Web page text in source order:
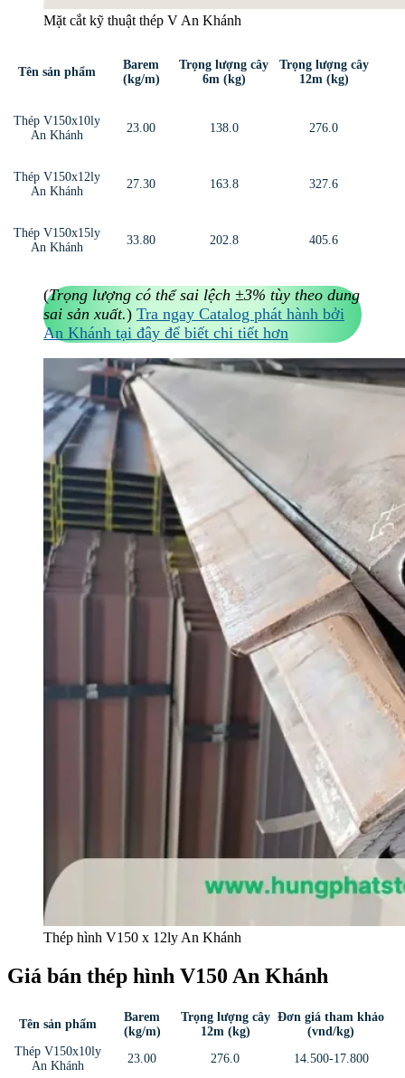
Mặt cắt kỹ thuật thép V An Khánh
Tên sản phẩm
Barem
(kg/m)
Trọng lượng cây
6m (kg)
Trọng lượng cây
12m (kg)
Thép V150x10ly
An Khánh
23.00 138.0 276.0
Thép V150x12ly
An Khánh
27.30 163.8 327.6
Thép V150x15ly
An Khánh
33.80 202.8 405.6
(Trọng lượng có thể sai lệch ±3% tùy theo dung
sai sản xuất.) Tra ngay Catalog phát hành bởi
An Khánh tại đây để biết chi tiết hơn
Thép hình V150 x 12ly An Khánh
Giá bán thép hình V150 An Khánh
Tên sản phẩm
Barem
(kg/m)
Trọng lượng cây
12m (kg)
Đơn giá tham khảo
(vnd/kg)
Thép V150x10ly
An Khánh
23.00 276.0
14.500-17.800